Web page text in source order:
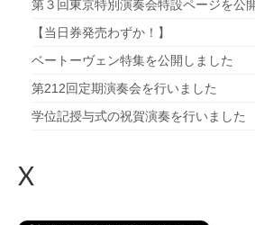
第３回東京特別演奏会特設ページを公
【当日券発売わずか！】
ベートーヴェン特集を公開しました
第212回定期演奏会を行いました
学位記授与式の祝賀演奏を行いました
X